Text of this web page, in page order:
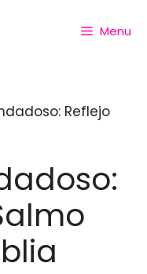
Menu
Reflejo